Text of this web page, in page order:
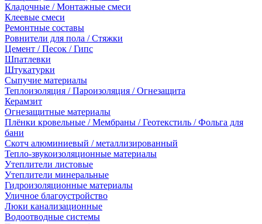
Кладочные / Монтажные смеси
Клеевые смеси
Ремонтные составы
Ровнители для пола / Стяжки
Цемент / Песок / Гипс
Шпатлевки
Штукатурки
Сыпучие материалы
Теплоизоляция / Пароизоляция / Огнезащита
Керамзит
Огнезащитные материалы
Плёнки кровельные / Мембраны / Геотекстиль / Фольга для
бани
Скотч алюминиевый / металлизированный
Тепло-звукоизоляционные материалы
Утеплители листовые
Утеплители минеральные
Гидроизоляционные материалы
Уличное благоустройство
Люки канализационные
Водоотводные системы